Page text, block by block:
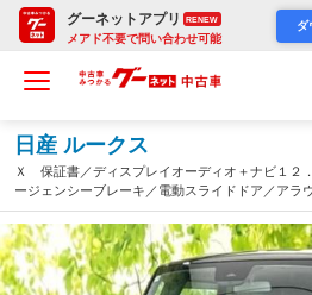
グーネットアプリ RENEW
メアド不要で問い合わせ可能
ダ
日産 ルークス
Ｘ 保証書／ディスプレイオーディオ＋ナビ１２
ージェンシーブレーキ／電動スライドドア／アラ
ター／車線逸脱防止支援システム／ドライブレ
木県）